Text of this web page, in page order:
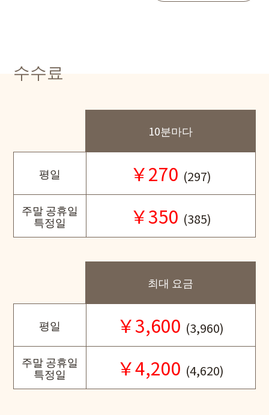
수수료
10분마다
평일 ￥270 (297)
주말 공휴일
특정일 ￥350 (385)
최대 요금
평일 ￥3,600 (3,960)
주말 공휴일
특정일 ￥4,200 (4,620)